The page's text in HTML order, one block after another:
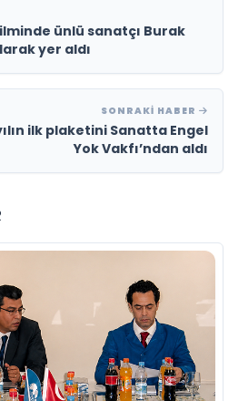
ünlü sanatçı Burak
yer aldı
SONRAKI HABER
ilk plaketini Sanatta Engel
Yok Vakfı’ndan aldı